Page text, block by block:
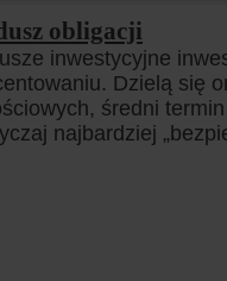
obligacji
inwestycyjne
Dzielą się
średni
najbardziej